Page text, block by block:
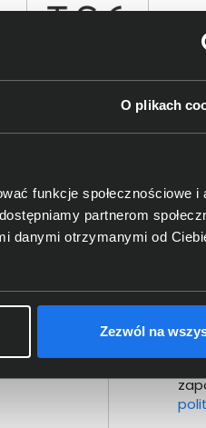
O plikach
funkcje społecznościowe i
partnerom
danymi otrzymanymi od
Zezwól na
Nie